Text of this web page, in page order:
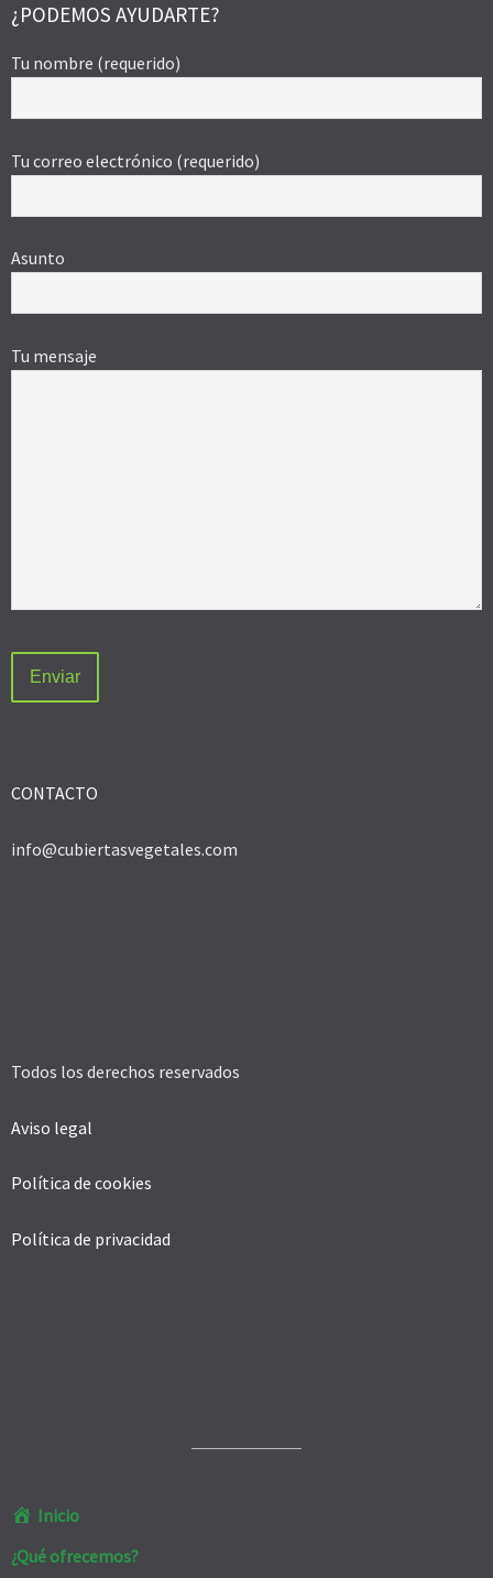
¿PODEMOS AYUDARTE?
Tu nombre (requerido)
Tu correo electrónico (requerido)
Asunto
Tu mensaje
CONTACTO
info@cubiertasvegetales.com
Todos los derechos reservados
Aviso legal
Política de cookies
Política de privacidad
Inicio
¿Qué ofrecemos?